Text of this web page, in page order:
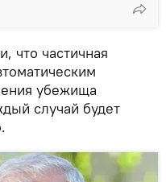
что частичная
убежища
случай будет